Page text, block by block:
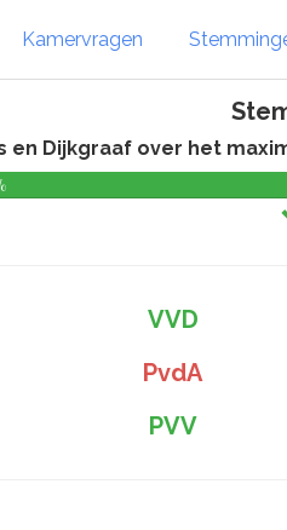
Kamervragen
en Dijkgraaf over het
VVD
PvdA
PVV